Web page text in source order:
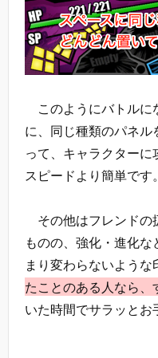
このようにバトルに
に、同じ種類のパネル
って、キャラクター
スピードより簡単です。
その他はフレンドの
ものの、強化・進化
まり変わらないような
たことのある人なら、
いた時間でサラッとお